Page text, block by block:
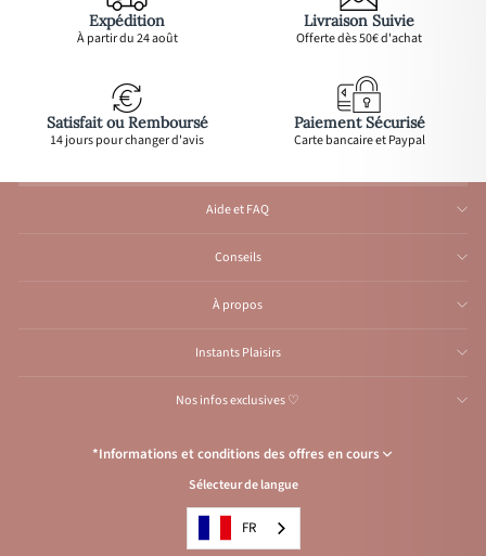
Expédition
À partir du 24 août
Livraison Suivie
Offerte dès 50€ d'achat
Satisfait ou Remboursé
14 jours pour changer d'avis
Paiement Sécurisé
Carte bancaire et Paypal
Aide et FAQ
Conseils
À propos
Instants Plaisirs
Nos infos exclusives ♡
*Informations et conditions des offres en cours
Congés de l’Atelier du 1er au 23 août inclus: Aucune expédition et
traitement d'e-mail durant cette période, reprise
: Livraison offerte avec le code
Sélecteur de langue
FR